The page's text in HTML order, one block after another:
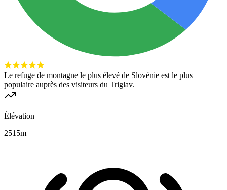
Le refuge de montagne le plus élevé de Slovénie est le plus
populaire auprès des visiteurs du Triglav.
Élévation
2515m